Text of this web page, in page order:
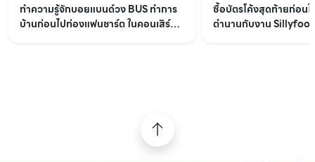
ทำความรู้จักบอยแบนด์วง BUS ทำการ
บ้านก่อนไปท่องแฟนชาร์ต ในคอนเสิร์ต
ซื้อบัตรโค้งสุดท้ายก่อนไ
ตำนานกับงาน